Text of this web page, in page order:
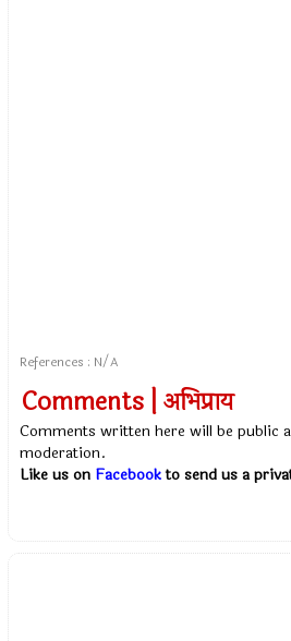
References : N/A
Comments | अभिप्राय
Comments written here will be public
moderation.
Like us on Facebookto send us a